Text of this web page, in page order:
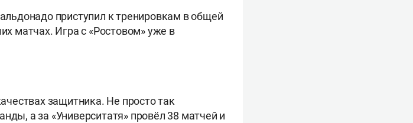
приступил к тренировкам в общей
матчах. Игра с «Ростовом» уже в
защитника. Не просто так
а за «Университатя» провёл 38 матчей и